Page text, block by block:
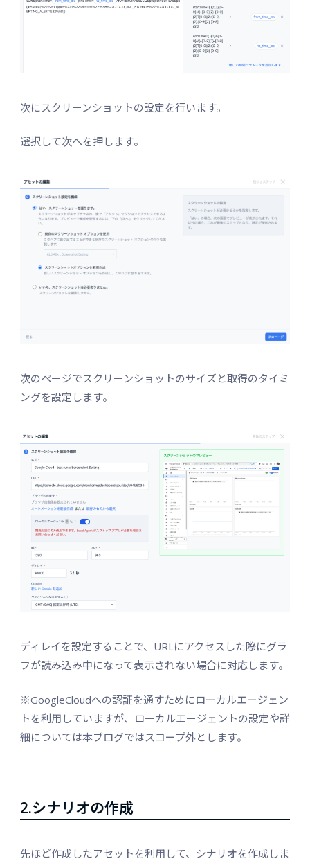
次にスクリーンショットの設定を行います。
選択して次へを押します。
次のページでスクリーンショットのサイズと取得のタイミ
ングを設定します。
ディレイを設定することで、URLにアクセスした際にグラ
フが読み込み中になって表示されない場合に対応します。
※GoogleCloudへの認証を通すためにローカルエージェン
トを利用していますが、ローカルエージェントの設定や詳
細については本ブログではスコープ外とします。
2.シナリオの作成
先ほど作成したアセットを利用して、シナリオを作成しま